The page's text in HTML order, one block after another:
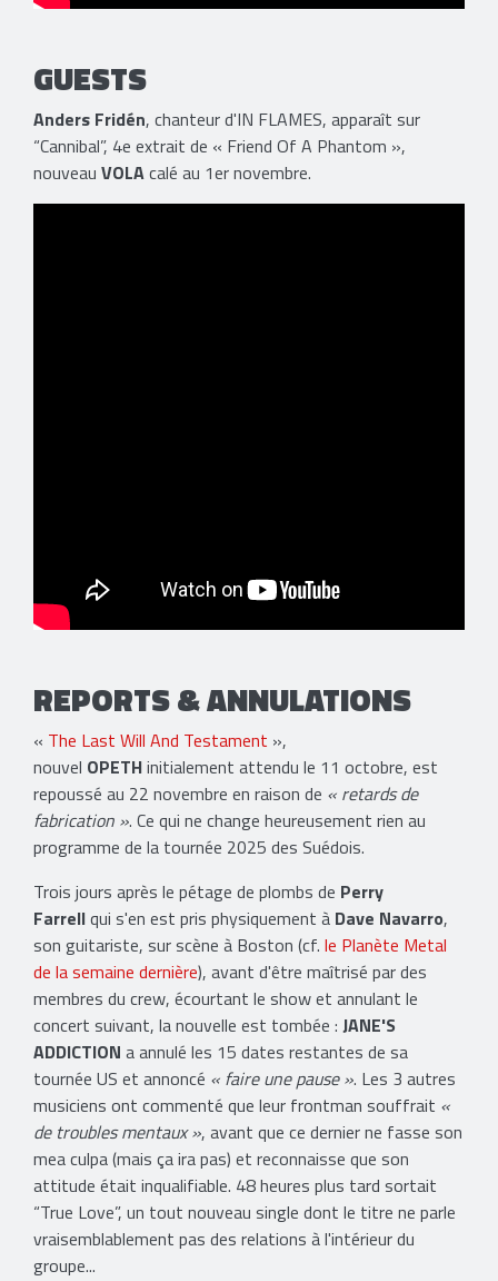
GUESTS
Anders Fridén, chanteur d'IN FLAMES, apparaît sur
“Cannibal”, 4e extrait de « Friend Of A Phantom »,
nouveau VOLAcalé au 1er novembre.
REPORTS & ANNULATIONS
« The Last Will And Testament »,
nouvel OPETHinitialement attendu le 11 octobre, est
repoussé au 22 novembre en raison de « retards de
fabrication ». Ce qui ne change heureusement rien au
programme de la tournée 2025 des Suédois.
Trois jours après le pétage de plombs de Perry
Farrellqui s'en est pris physiquement à Dave Navarro,
son guitariste, sur scène à Boston (cf. le Planète Metal
de la semaine dernière), avant d'être maîtrisé par des
membres du crew, écourtant le show et annulant le
concert suivant, la nouvelle est tombée : JANE'S
ADDICTION a annulé les 15 dates restantes de sa
tournée US et annoncé ​« faire une pause ». Les 3 autres
musiciens ont commenté que leur frontman souffrait «
de troubles mentaux », avant que ce dernier ne fasse son
mea culpa (mais ça ira pas) et reconnaisse que son
attitude était inqualifiable. 48 heures plus tard sortait
“True Love”, un tout nouveau single dont le titre ne parle
vraisemblablement pas des relations à l'intérieur du
groupe...